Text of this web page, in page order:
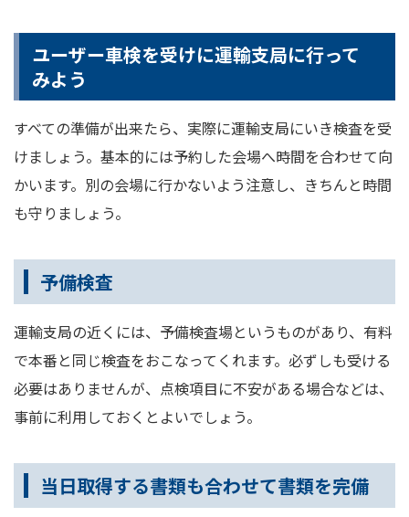
ユーザー車検を受けに運輸支局に行って
みよう
すべての準備が出来たら、実際に運輸支局にいき検査を受
けましょう。基本的には予約した会場へ時間を合わせて向
かいます。別の会場に行かないよう注意し、きちんと時間
も守りましょう。
予備検査
運輸支局の近くには、予備検査場というものがあり、有料
で本番と同じ検査をおこなってくれます。必ずしも受ける
必要はありませんが、点検項目に不安がある場合などは、
事前に利用しておくとよいでしょう。
当日取得する書類も合わせて書類を完備